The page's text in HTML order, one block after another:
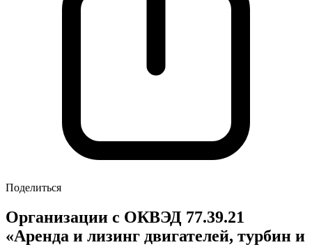
Поделиться
Организации с ОКВЭД 77.39.21
«Аренда и лизинг двигателей, турбин и